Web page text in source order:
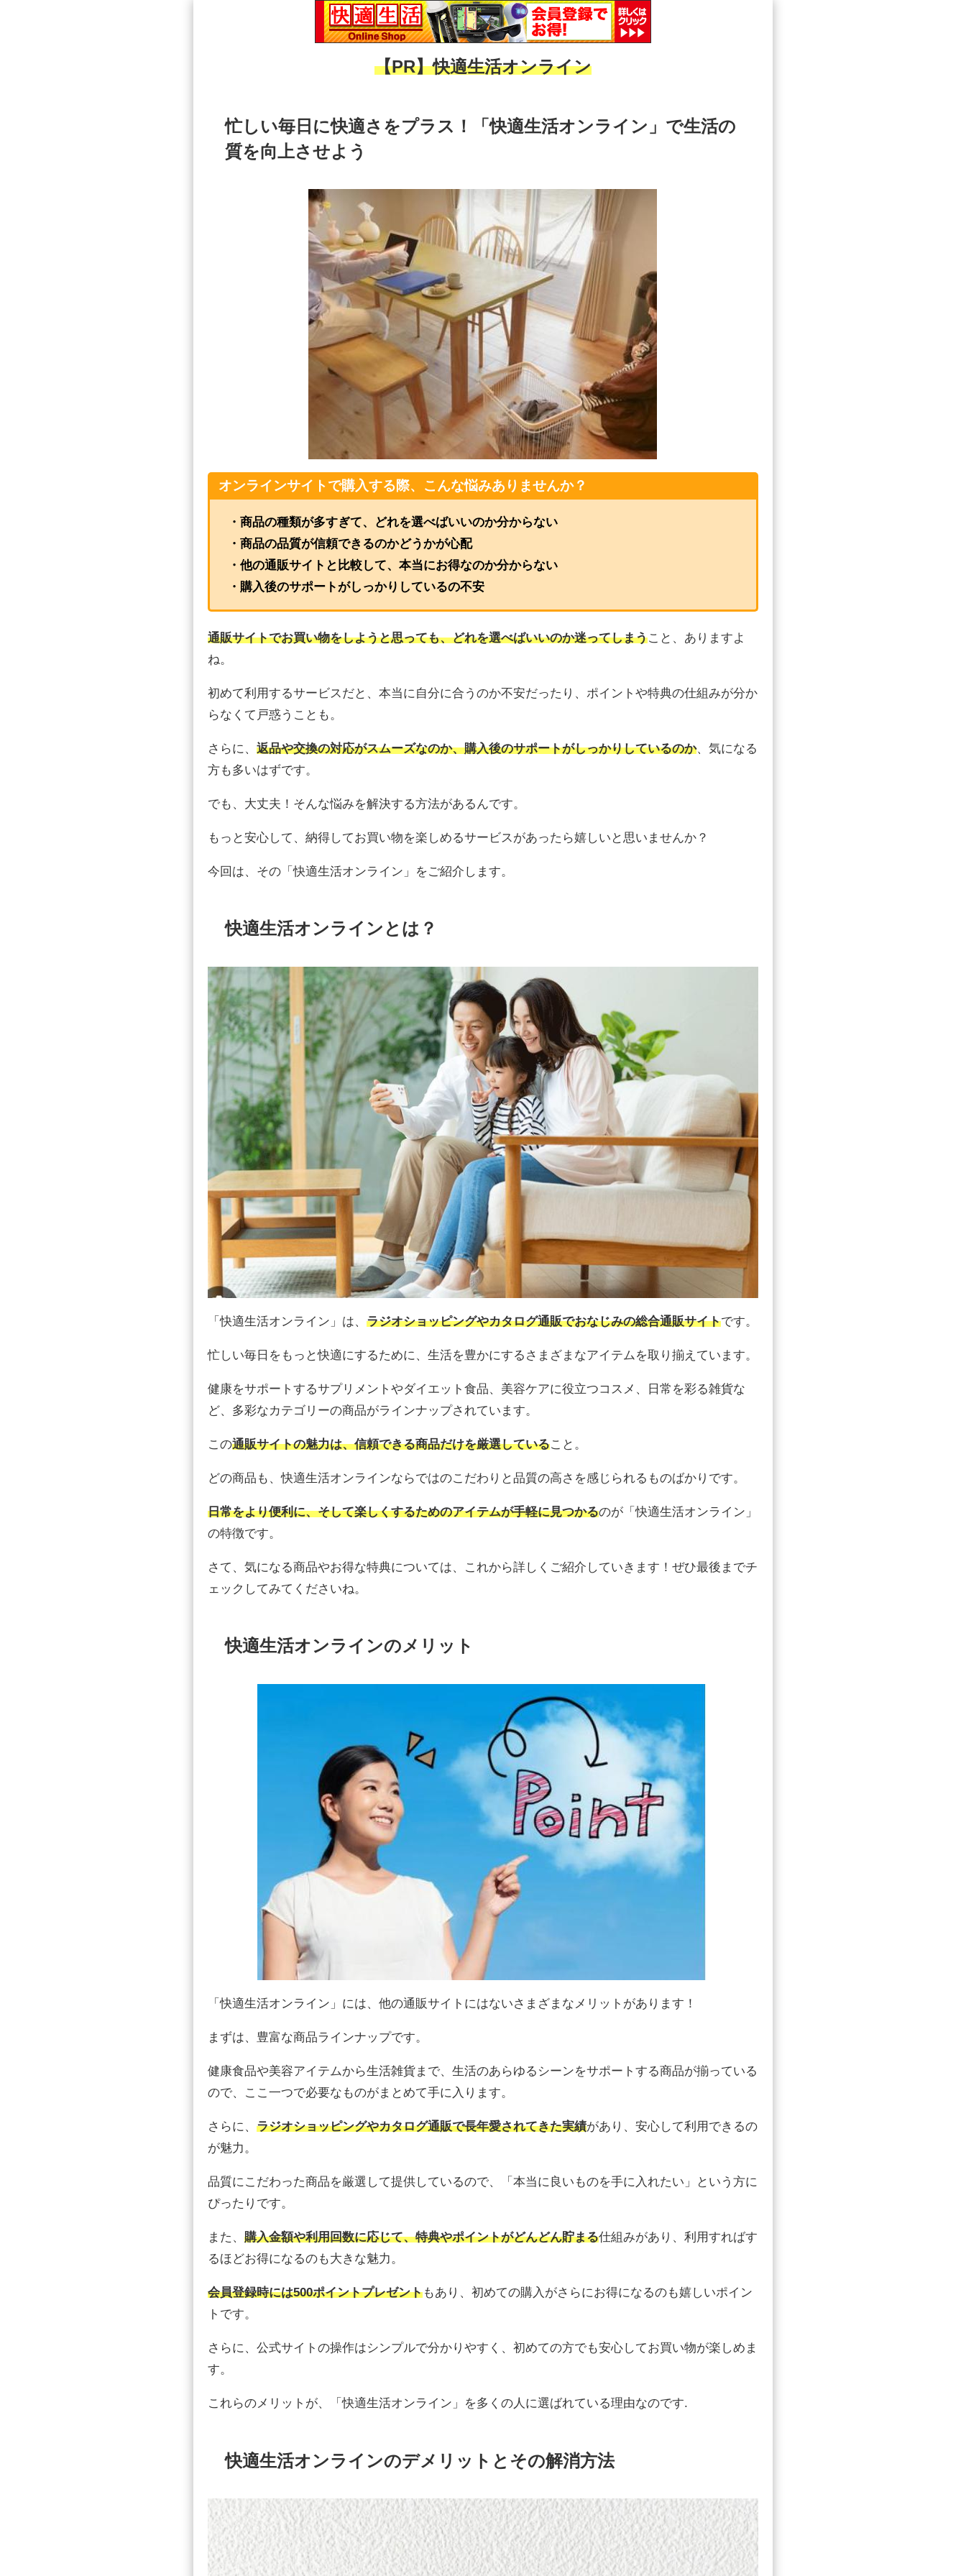
【PR】快適生活オンライン
忙しい毎日に快適さをプラス！「快適生活オンライン」で生活の
質を向上させよう
オンラインサイトで購入する際、こんな悩みありませんか？
・商品の種類が多すぎて、どれを選べばいいのか分からない
・商品の品質が信頼できるのかどうかが心配
・他の通販サイトと比較して、本当にお得なのか分からない
・購入後のサポートがしっかりしているの不安
通販サイトでお買い物をしようと思っても、どれを選べばいいのか迷ってしまうこと、ありますよ
ね。
初めて利用するサービスだと、本当に自分に合うのか不安だったり、ポイントや特典の仕組みが分か
らなくて戸惑うことも。
さらに、 返品や交換の対応がスムーズなのか、購入後のサポートがしっかりしているのか、気になる
方も多いはずです。
でも、大丈夫！そんな悩みを解決する方法があるんです。
もっと安心して、納得してお買い物を楽しめるサービスがあったら嬉しいと思いませんか？
今回は、その「快適生活オンライン」をご紹介します。
快適生活オンラインとは？
「快適生活オンライン」は、 ラジオショッピングやカタログ通販でおなじみの総合通販サイトです。
忙しい毎日をもっと快適にするために、生活を豊かにするさまざまなアイテムを取り揃えています。
健康をサポートするサプリメントやダイエット食品、美容ケアに役立つコスメ、日常を彩る雑貨な
ど、多彩なカテゴリーの商品がラインナップされています。
この通販サイトの魅力は、信頼できる商品だけを厳選していること。
どの商品も、快適生活オンラインならではのこだわりと品質の高さを感じられるものばかりです。
日常をより便利に、そして楽しくするためのアイテムが手軽に見つかるのが「快適生活オンライン」
の特徴です。
さて、気になる商品やお得な特典については、これから詳しくご紹介していきます！ぜひ最後までチ
ェックしてみてくださいね。
快適生活オンラインのメリット
「快適生活オンライン」には、他の通販サイトにはないさまざまなメリットがあります！
まずは、豊富な商品ラインナップです。
健康食品や美容アイテムから生活雑貨まで、生活のあらゆるシーンをサポートする商品が揃っている
ので、ここ一つで必要なものがまとめて手に入ります。
さらに、 ラジオショッピングやカタログ通販で長年愛されてきた実績があり、安心して利用できるの
が魅力。
品質にこだわった商品を厳選して提供しているので、「本当に良いものを手に入れたい」という方に
ぴったりです。
また、 購入金額や利用回数に応じて、特典やポイントがどんどん貯まる仕組みがあり、利用すればす
るほどお得になるのも大きな魅力。
会員登録時には500ポイントプレゼントもあり、初めての購入がさらにお得になるのも嬉しいポイン
トです。
さらに、公式サイトの操作はシンプルで分かりやすく、初めての方でも安心してお買い物が楽しめま
す。
これらのメリットが、「快適生活オンライン」を多くの人に選ばれている理由なのです.
快適生活オンラインのデメリットとその解消方法